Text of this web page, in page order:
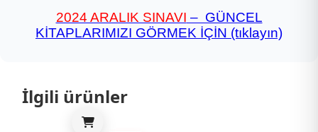
2024 ARALIK SINAVI – GÜNCEL
KİTAPLARIMIZI GÖRMEK İÇİN (tıklayın)
İlgili ürünler